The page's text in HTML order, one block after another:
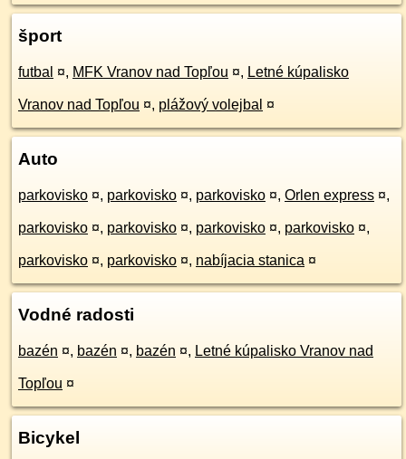
šport
futbal ¤, MFK Vranov nad Topľou ¤, Letné kúpalisko
Vranov nad Topľou ¤, plážový volejbal ¤
Auto
parkovisko ¤, parkovisko ¤, parkovisko ¤, Orlen express ¤,
parkovisko ¤, parkovisko ¤, parkovisko ¤, parkovisko ¤,
parkovisko ¤, parkovisko ¤, nabíjacia stanica ¤
Vodné radosti
bazén ¤, bazén ¤, bazén ¤, Letné kúpalisko Vranov nad
Topľou ¤
Bicykel